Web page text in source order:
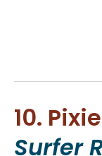
10.
Surfer